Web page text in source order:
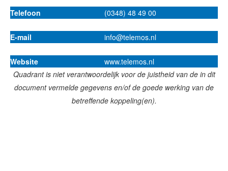
Telefoon (0348) 48 49 00
E-mail info@telemos.nl
Website
www.telemos.nl
Quadrant is niet verantwoordelijk voor de juistheid van de in dit
document vermelde gegevens en/of de goede werking van de
betreffende koppeling(en).